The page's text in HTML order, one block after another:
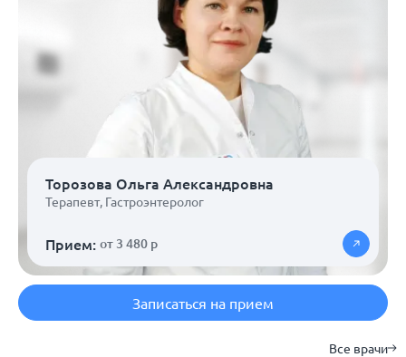
Торозова Ольга Александровна
Терапевт, Гастроэнтеролог
Прием: от 3 480 р
Записаться на прием
Все врачи